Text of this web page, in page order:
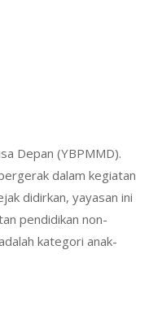
Depan (YBPMMD).
dalam kegiatan
didirkan, yayasan ini
pendidikan non-
kategori anak-